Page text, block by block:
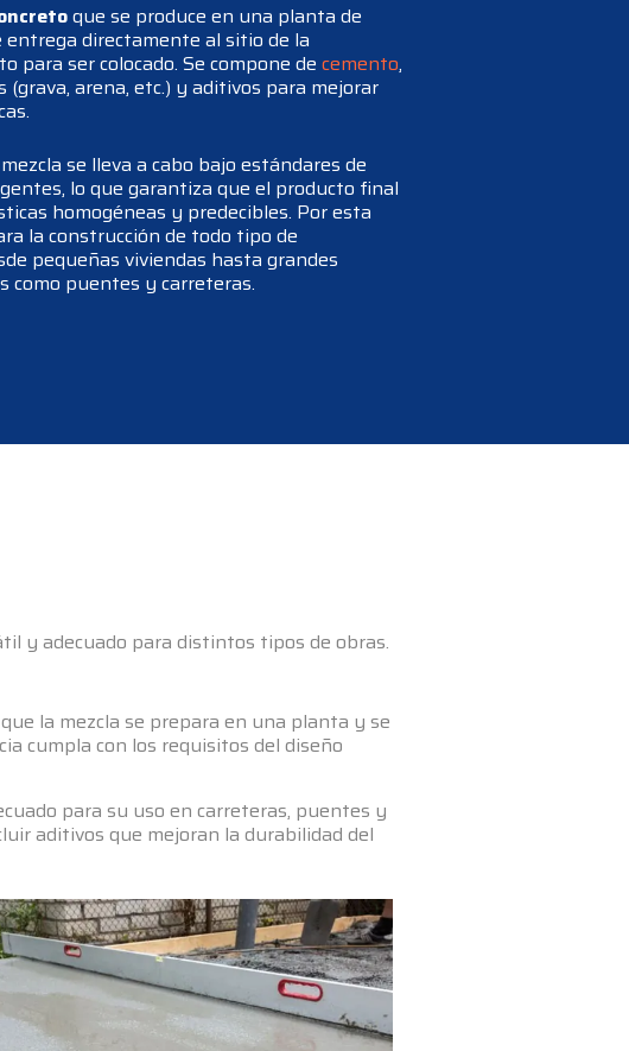
que se produce en una planta de
entrega directamente al sitio de la
para ser colocado. Se compone de cemento,
(grava, arena, etc.) y aditivos para mejorar
se lleva a cabo bajo estándares de
lo que garantiza que el producto final
homogéneas y predecibles. Por esta
la construcción de todo tipo de
pequeñas viviendas hasta grandes
como puentes y carreteras.
y adecuado para distintos tipos de obras.
la mezcla se prepara en una planta y se
cumpla con los requisitos del diseño
para su uso en carreteras, puentes y
aditivos que mejoran la durabilidad del